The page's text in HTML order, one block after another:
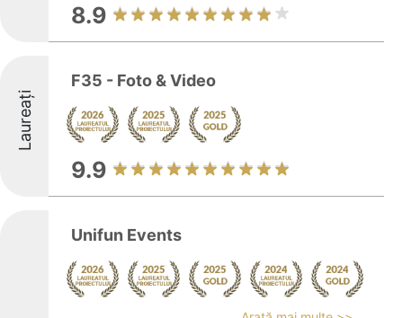
8.9
Laureați
F35 - Foto & Video
9.9
Unifun Events